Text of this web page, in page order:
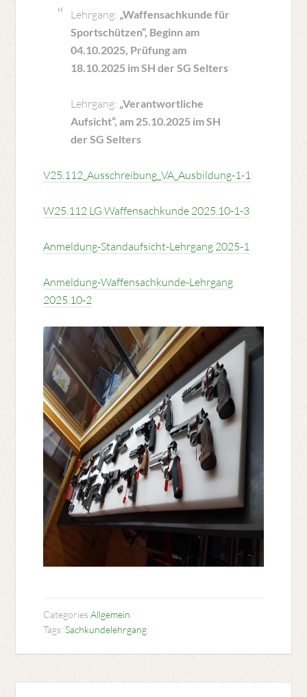
Lehrgang: „Waffensachkunde für
Sportschützen“, Beginn am
04.10.2025, Prüfung am
18.10.2025 im SH der SG Selters
Lehrgang: „Verantwortliche
Aufsicht“, am 25.10.2025 im SH
der SG Selters
V25.112_Ausschreibung_VA_Ausbildung-1-1
W25.112 LG Waffensachkunde 2025.10-1-3
Anmeldung-Standaufsicht-Lehrgang 2025-1
Anmeldung-Waffensachkunde-Lehrgang
2025.10-2
CategoriesAllgemein
Tags:Sachkundelehrgang